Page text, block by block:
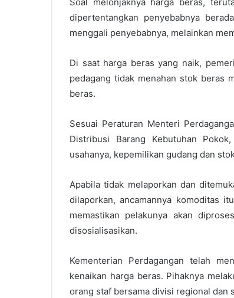
dipertentangkan penyebabnya
menggali penyebabnya, melainkan
Di saat harga beras yang naik,
pedagang tidak menahan stok beras
beras.
Sesuai Peraturan Menteri
Distribusi Barang Kebutuhan
usahanya, kepemilikan gudang dan
Apabila tidak melaporkan dan
dilaporkan, ancamannya komoditas
memastikan pelakunya akan
disosialisasikan.
Kementerian Perdagangan telah
kenaikan harga beras. Pihaknya
orang staf bersama divisi regional dan